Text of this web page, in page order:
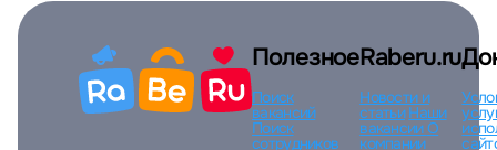
или любым удобным способом
Полезное
Поиск
вакансий
Поиск
сотрудников
Raberu.ru
Новости и
статьи Наши
вакансииО
компании